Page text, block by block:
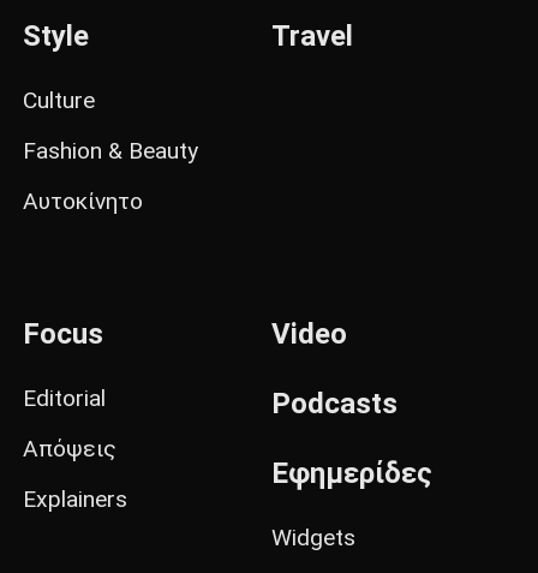
Style
Culture
Fashion & Beauty
Αυτοκίνητο
Travel
Focus
Editorial
Απόψεις
Explainers
Video
Podcasts
Εφημερίδες
Widgets